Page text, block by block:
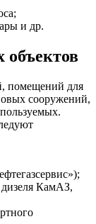
и др.
объектов
помещений для
сооружений,
КамАЗ,